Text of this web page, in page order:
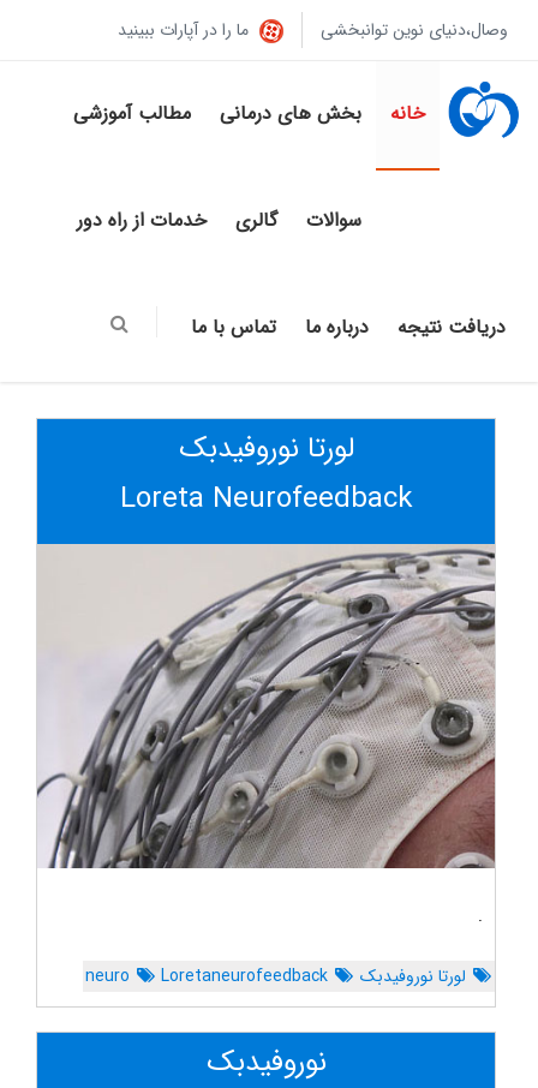
وصال،دنیای نوین توانبخشی ما را در آپارات ببینید
خانه بخش های درمانی مطالب آموزشی
سوالات گالری خدمات از راه دور
دریافت نتیجه درباره ما تماس با ما
لورتا نوروفیدبک
Loreta Neurofeedback
.
لورتا نوروفیدبک Loretaneurofeedback
neuro
نوروفیدبک